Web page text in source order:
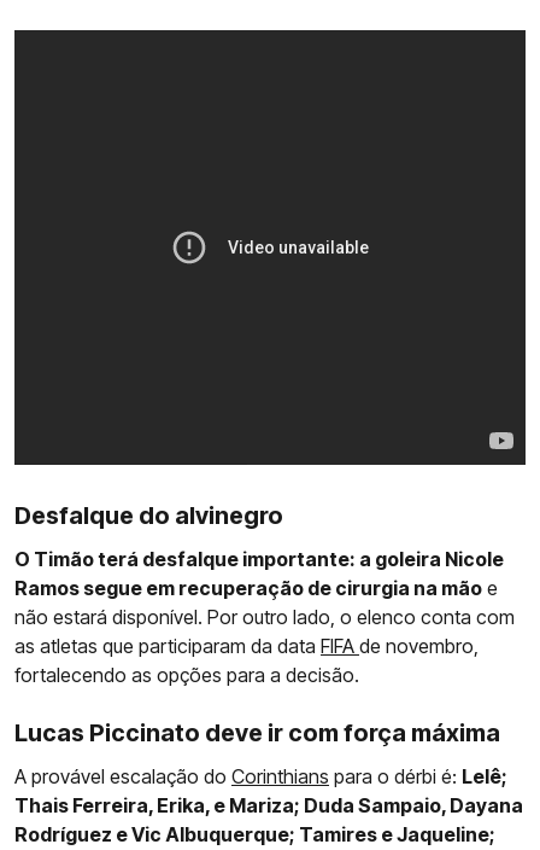
Desfalque do alvinegro
O Timão terá desfalque importante: a goleira Nicole
Ramos segue em recuperação de cirurgia na mão e
não estará disponível. Por outro lado, o elenco conta com
as atletas que participaram da data FIFA de novembro,
fortalecendo as opções para a decisão.
Lucas Piccinato deve ir com força máxima
A provável escalação do Corinthians para o dérbi é: Lelê;
Thais Ferreira, Erika, e Mariza; Duda Sampaio, Dayana
Rodríguez e Vic Albuquerque; Tamires e Jaqueline;